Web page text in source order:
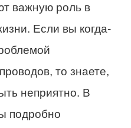
важную роль в
Если вы когда-
то знаете,
неприятно. В
подробно